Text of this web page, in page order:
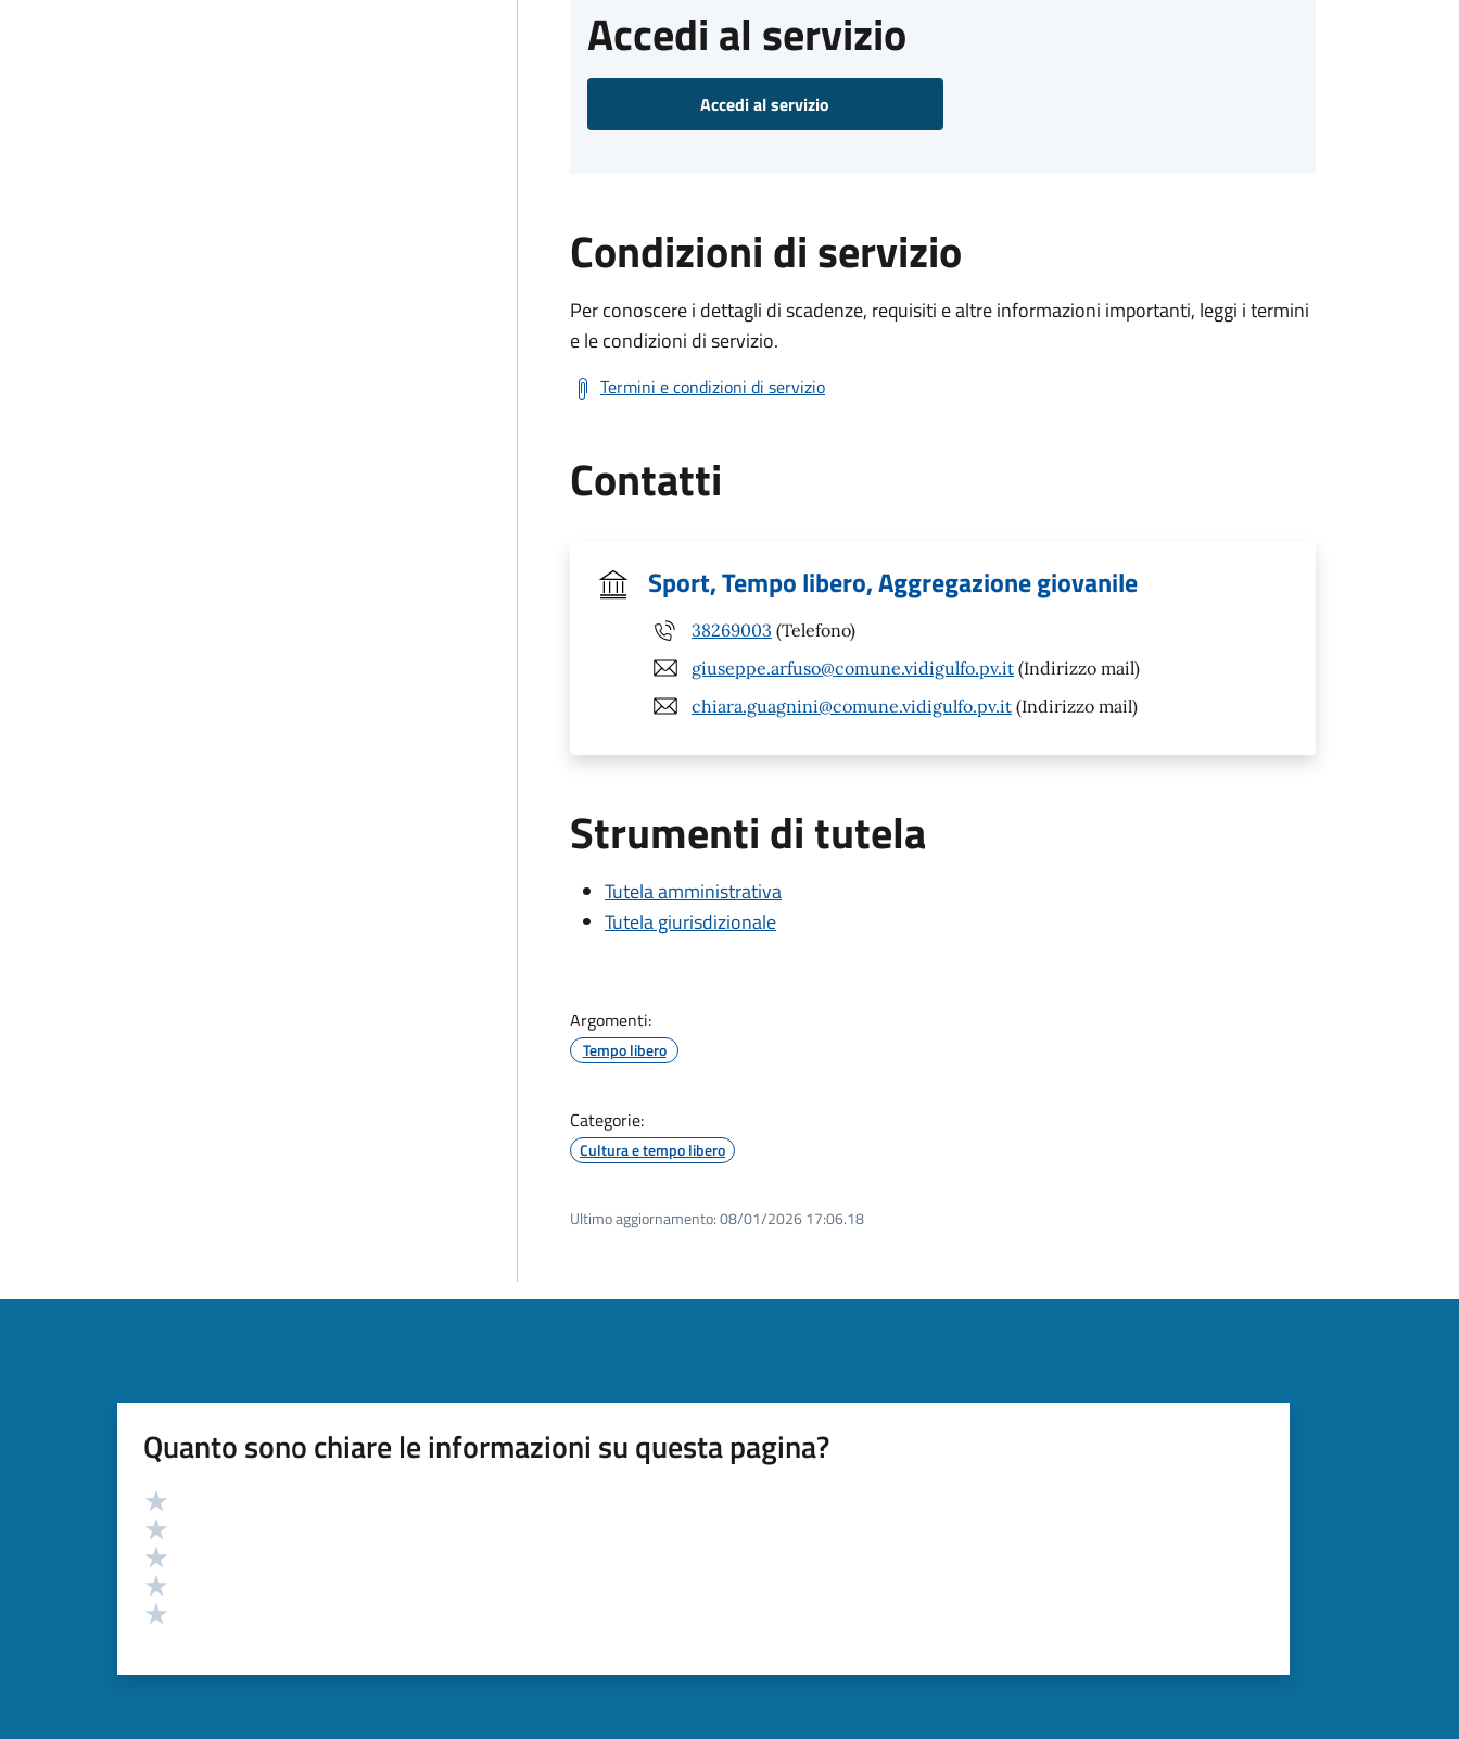
Accedi al servizio
Accedi al servizio
Condizioni di servizio
Per conoscere i dettagli di scadenze, requisiti e altre informazioni importanti, leggi i termini
e le condizioni di servizio.
Termini e condizioni di servizio
Contatti
Sport, Tempo libero, Aggregazione giovanile
38269003 (Telefono)
giuseppe.arfuso@comune.vidigulfo.pv.it (Indirizzo mail)
chiara.guagnini@comune.vidigulfo.pv.it (Indirizzo mail)
Strumenti di tutela
Tutela amministrativa
Tutela giurisdizionale
Argomenti:
Tempo libero
Categorie:
Cultura e tempo libero
Ultimo aggiornamento:08/01/2026 17:06.18
Quanto sono chiare le informazioni su questa pagina?
Valutazione